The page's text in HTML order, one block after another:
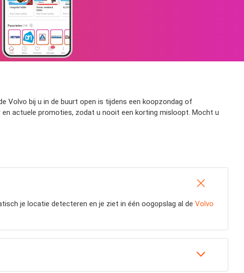
Volvo bij u in de buurt open is tijdens een koopzondag of
actuele promoties, zodat u nooit een korting misloopt. Mocht u
je locatie detecteren en je ziet in één oogopslag al de Volvo